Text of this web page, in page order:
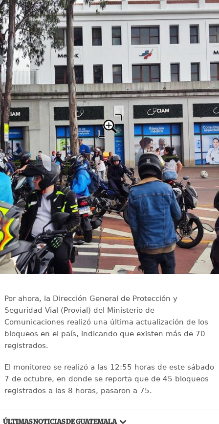
Por ahora, la Dirección General de Protección y
Seguridad Vial (Provial) del Ministerio de
Comunicaciones realizó una última actualización de los
bloqueos en el país, indicando que existen más de 70
registrados.
El monitoreo se realizó a las 12:55 horas de este sábado
7 de octubre, en donde se reporta que de 45 bloqueos
registrados a las 8 horas, pasaron a 75.
ÚLTIMAS NOTICIAS DE GUATEMALA